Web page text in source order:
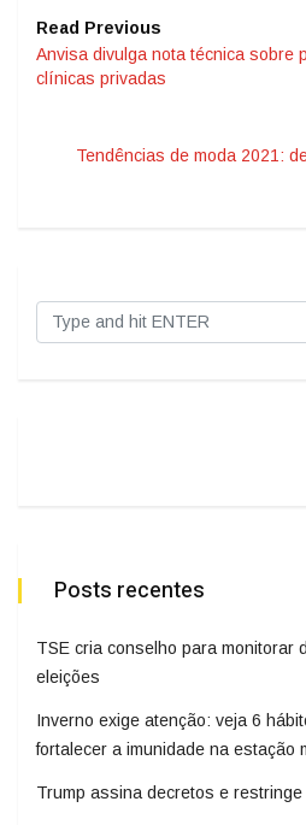
Read Previous
Anvisa divulga nota técnica sobre
clínicas privadas
Tendências de moda 2021:
Posts recentes
TSE cria conselho para monitorar
eleições
Inverno exige atenção: veja 6
fortalecer a imunidade na estação
Trump assina decretos e